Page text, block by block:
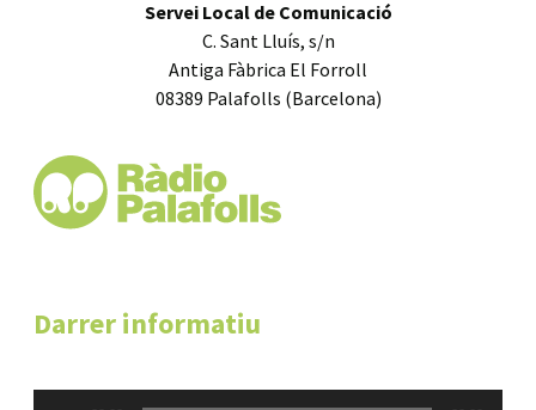
Servei Local de Comunicació
C. Sant Lluís, s/n
Antiga Fàbrica El Forroll
08389 Palafolls (Barcelona)
Darrer informatiu